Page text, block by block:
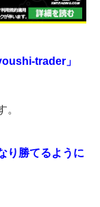
trader」
。
り勝てるように